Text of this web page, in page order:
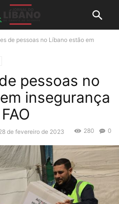
de pessoas no Líbano estão em
pessoas no
insegurança
de fevereiro de 2023 0
280